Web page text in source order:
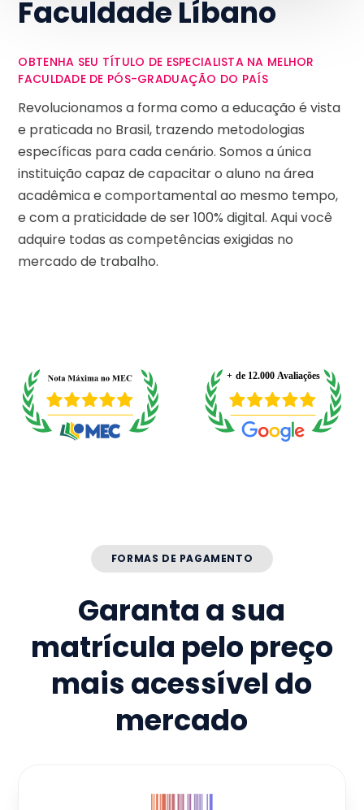
Faculdade Líbano
OBTENHA SEU TÍTULO DE ESPECIALISTA NA MELHOR
FACULDADE DE PÓS-GRADUAÇÃO DO PAÍS
Revolucionamos a forma como a educação é vista
e praticada no Brasil, trazendo metodologias
específicas para cada cenário. Somos a única
instituição capaz de capacitar o aluno na área
acadêmica e comportamental ao mesmo tempo,
e com a praticidade de ser 100% digital. Aqui você
adquire todas as competências exigidas no
mercado de trabalho.
FORMAS DE PAGAMENTO
Garanta a sua
matrícula pelo preço
mais acessível do
mercado